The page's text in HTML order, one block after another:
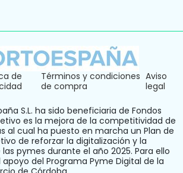
de
Términos y condiciones
de compra
Aviso
legal
S.L. ha sido beneficiaria de Fondos
es la mejora de la competitividad de
al cual ha puesto en marcha un Plan de
de reforzar la digitalización y la
pymes durante el año 2025. Para ello
del Programa Pyme Digital de la